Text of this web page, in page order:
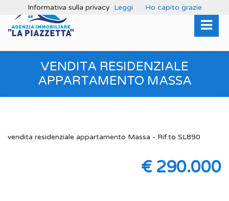
VENDITA RESIDENZIALE
APPARTAMENTO MASSA
vendita residenziale appartamento Massa - Rif.to SL890
€ 290.000
Informativa sulla privacy Leggi Ho capito grazie